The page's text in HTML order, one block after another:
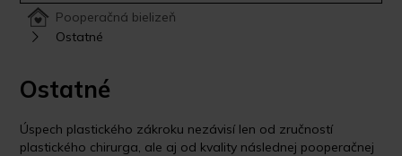
Pooperačná bielizeň
Ostatné
Ostatné
Úspech plastického zákroku nezávisí len od zručností
plastického chirurga, ale aj od kvality následnej pooperačnej